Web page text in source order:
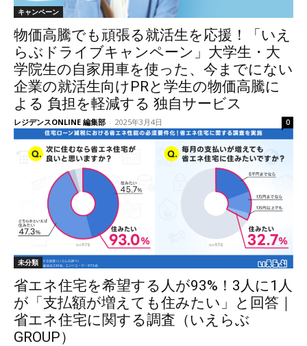
キャンペーン
物価高騰でも頑張る就活生を応援！「いえ
らぶドライブキャンペーン」大学生・大
学院生の自家用車を使った、今までにない
企業の就活生向けPRと学生の物価高騰に
よる 負担を軽減する 独自サービス
レジデンスONLINE 編集部 - 2025年3月4日 0
未分類
省エネ住宅を希望する人が93%！3人に1人
が「支払額が増えても住みたい」と回答｜
省エネ住宅に関する調査（いえらぶ
GROUP）